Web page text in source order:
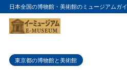
日本全国の博物館・美術館のミュージアムガ
東京都の博物館と美術館
目次
1 galerie H（ガルリアッシュ）の入館